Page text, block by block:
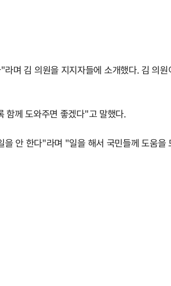
며 김 의원을 지지자들에 소개했다. 김 의
함께 도와주면 좋겠다"고 말했다.
안 한다"라며 "일을 해서 국민들께 도움을